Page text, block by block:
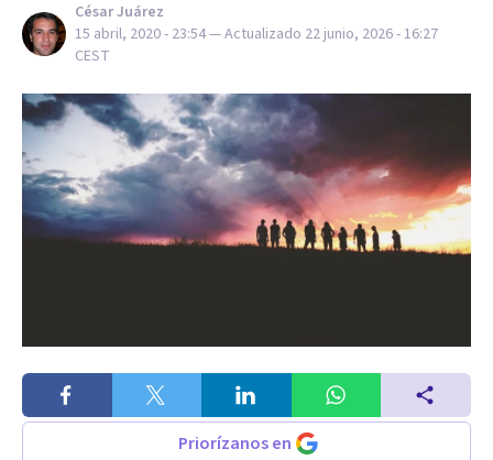
César Juárez
15 abril, 2020 - 23:54— Actualizado 22 junio, 2026 - 16:27
CEST
Priorízanos en